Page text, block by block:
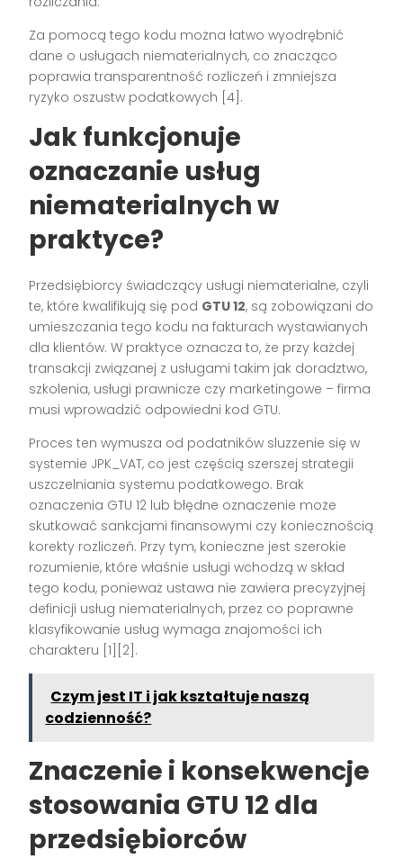
Za pomocą tego kodu można łatwo wyodrębnić
dane o usługach niematerialnych, co znacząco
poprawia transparentność rozliczeń i zmniejsza
ryzyko oszustw podatkowych [4].
Jak funkcjonuje
oznaczanie usług
niematerialnych w
praktyce?
Przedsiębiorcy świadczący usługi niematerialne, czyli
te, które kwalifikują się pod GTU 12, są zobowiązani do
umieszczania tego kodu na fakturach wystawianych
dla klientów. W praktyce oznacza to, że przy każdej
transakcji związanej z usługami takim jak doradztwo,
szkolenia, usługi prawnicze czy marketingowe – firma
musi wprowadzić odpowiedni kod GTU.
Proces ten wymusza od podatników sluzzenie się w
systemie JPK_VAT, co jest częścią szerszej strategii
uszczelniania systemu podatkowego. Brak
oznaczenia GTU 12 lub błędne oznaczenie może
skutkować sankcjami finansowymi czy koniecznością
korekty rozliczeń. Przy tym, konieczne jest szerokie
rozumienie, które właśnie usługi wchodzą w skład
tego kodu, ponieważ ustawa nie zawiera precyzyjnej
definicji usług niematerialnych, przez co poprawne
klasyfikowanie usług wymaga znajomości ich
charakteru [1][2].
Czym jest IT i jak kształtuje naszą
codzienność?
Znaczenie i konsekwencje
stosowania GTU 12 dla
przedsiębiorców